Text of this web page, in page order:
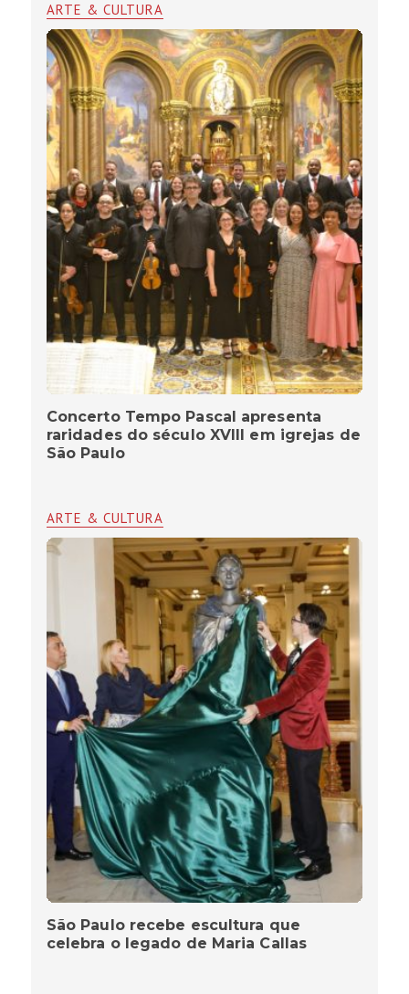
ARTE & CULTURA
Concerto Tempo Pascal apresenta
raridades do século XVIII em igrejas de
São Paulo
ARTE & CULTURA
São Paulo recebe escultura que
celebra o legado de Maria Callas